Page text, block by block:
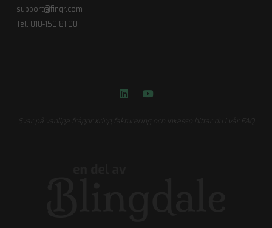
support@finqr.com
Tel. 010-150 81 00
Svar på vanliga frågor kring fakturering och inkasso hittar du i vår FAQ